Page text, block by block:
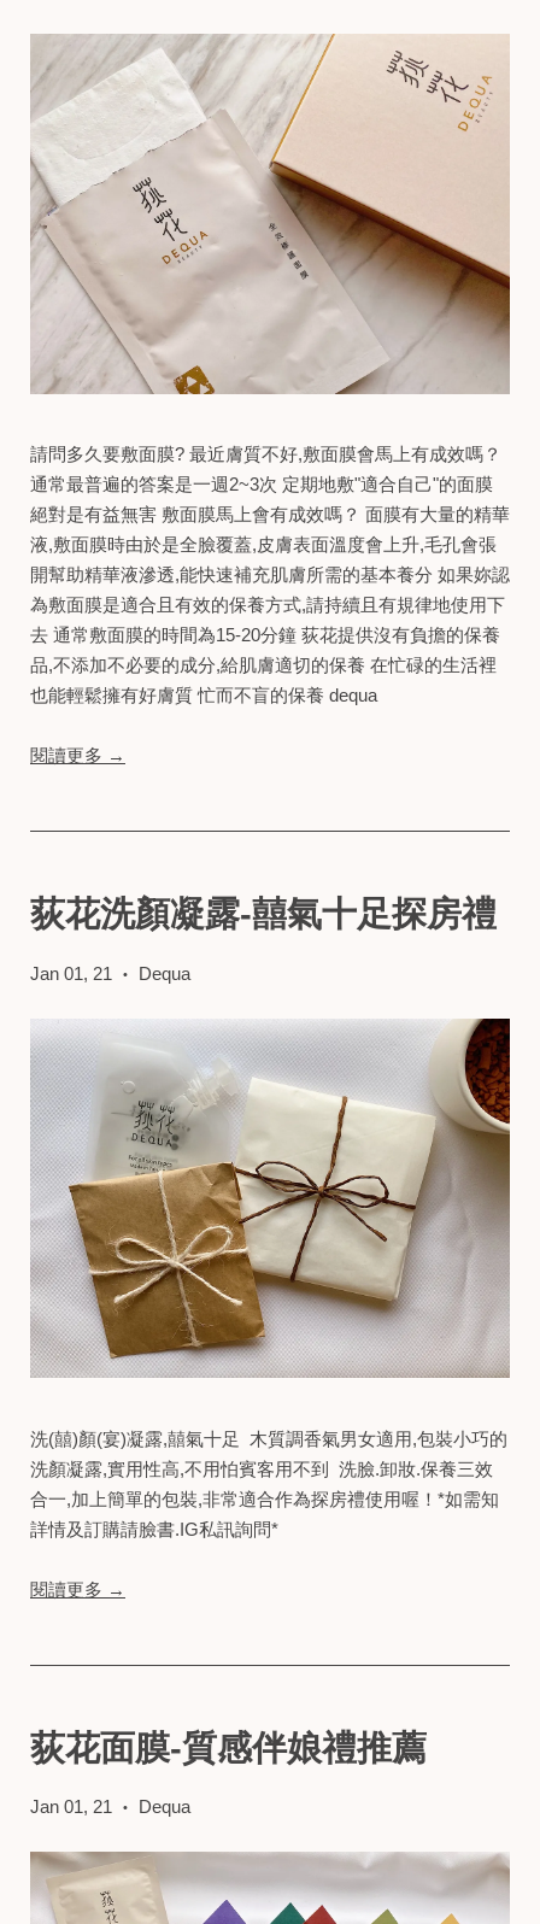
請問多久要敷面膜? 最近膚質不好,敷面膜會馬上有成效嗎？
通常最普遍的答案是一週2~3次 定期地敷"適合自己"的面膜
絕對是有益無害 敷面膜馬上會有成效嗎？ 面膜有大量的精華
液,敷面膜時由於是全臉覆蓋,皮膚表面溫度會上升,毛孔會張
開幫助精華液滲透,能快速補充肌膚所需的基本養分 如果妳認
為敷面膜是適合且有效的保養方式,請持續且有規律地使用下
去 通常敷面膜的時間為15-20分鐘 荻花提供沒有負擔的保養
品,不添加不必要的成分,給肌膚適切的保養 在忙碌的生活裡
也能輕鬆擁有好膚質 忙而不盲的保養 dequa
閱讀更多 →
荻花洗顏凝露-囍氣十足探房禮
Jan 01, 21 • Dequa
洗(囍)顏(宴)凝露,囍氣十足 木質調香氣男女適用,包裝小巧的
洗顏凝露,實用性高,不用怕賓客用不到 洗臉.卸妝.保養三效
合一,加上簡單的包裝,非常適合作為探房禮使用喔！*如需知
詳情及訂購請臉書.IG私訊詢問*
閱讀更多 →
荻花面膜-質感伴娘禮推薦
Jan 01, 21 • Dequa